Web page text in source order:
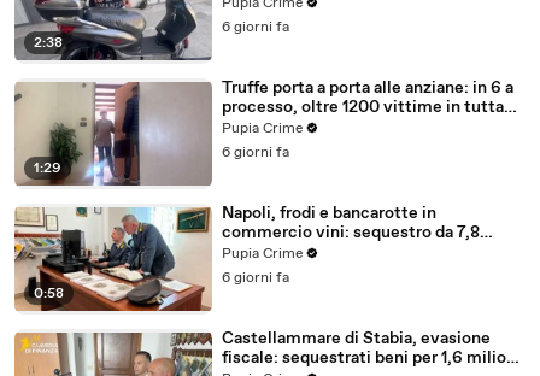
2:38
6 giorni fa
1:29
Truffe porta a porta alle anziane: in 6 a
processo, oltre 1200 vittime in tutta
Italia (30.07.26)
Pupia Crime
6 giorni fa
0:58
Napoli, frodi e bancarotte in
commercio vini: sequestro da 7,8
milioni (30.07.26)
Pupia Crime
6 giorni fa
Castellammare di Stabia, evasione
fiscale: sequestrati beni per 1,6 milioni